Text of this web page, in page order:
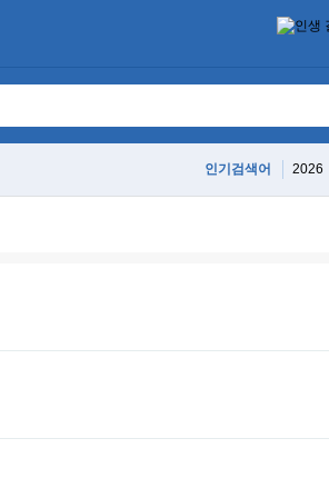
인기검색어 2026